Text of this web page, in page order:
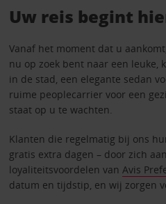
Uw reis begint
Vanaf het moment dat u
nu op zoek bent naar een leuke,
in de stad, een elegante sedan
ruime peoplecarrier voor een
staat op u te wachten.
Klanten die regelmatig bij ons
gratis extra dagen – door zich
loyaliteitsvoordelen van Avis
datum en tijdstip, en wij zorgen